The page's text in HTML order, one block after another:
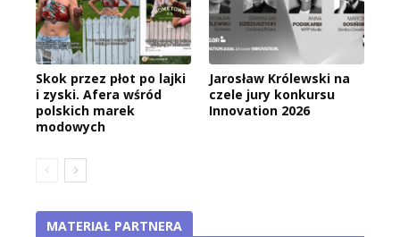
Skok przez płot po lajki
i zyski. Afera wśród
polskich marek
modowych
Jarosław Królewski na
czele jury konkursu
Innovation 2026
MATERIAŁ PARTNERA